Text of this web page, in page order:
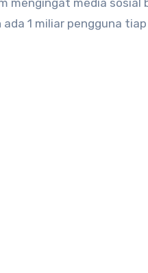
ada 1 miliar pengguna